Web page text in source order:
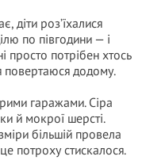
діти роз’їхалися
по півгодини — і
просто потрібен хтось
повертаюся додому.
гаражами. Сіра
й мокрої шерсті.
більшій провела
потроху стискалося.